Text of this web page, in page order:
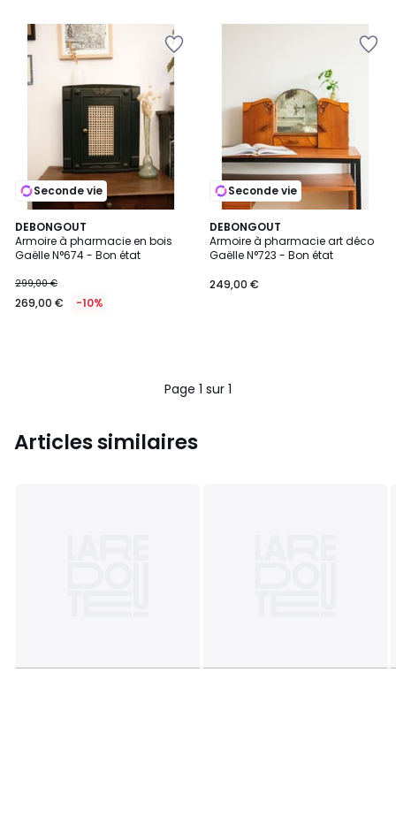
Seconde vie
DEBONGOUT
Armoire à pharmacie en bois
Gaëlle N°674 - Bon état
299,00 €
269,00 € -10%
Seconde vie
DEBONGOUT
Armoire à pharmacie art déco
Gaëlle N°723 - Bon état
249,00 €
Page 1 sur 1
Articles similaires